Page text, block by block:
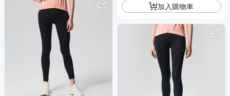
加入購物車